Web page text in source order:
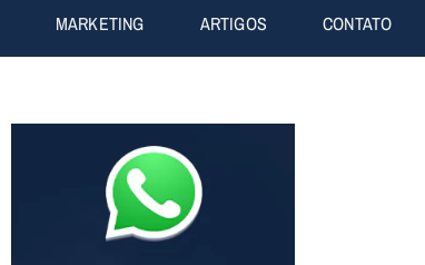
MARKETING ARTIGOS CONTATO